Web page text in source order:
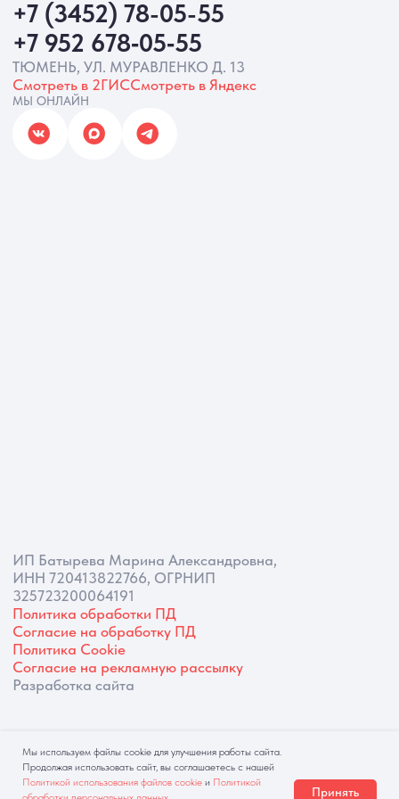
ИНН 720413822766, ОГРНИП
325723200064191
Политика обработки ПД
Согласие на обработку ПД
Политика Cookie
Согласие на рекламную рассылку
Разработка сайта
Мы используем файлы cookie для улучшения работы сайта.
Продолжая использовать сайт, вы соглашаетесь с нашей
Политикой использования файлов cookie и Политикой
Принять